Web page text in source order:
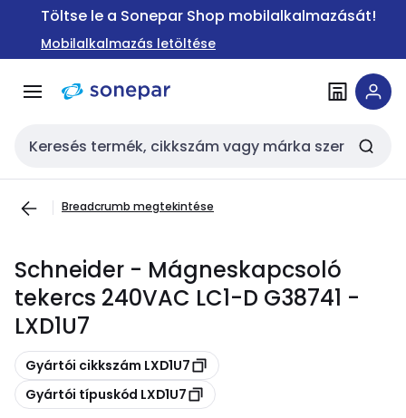
Ugrás a
Ugrás a
tartalomra
Töltse le a Sonepar Shop mobilalkalmazását!
Mobilalkalmazás letöltése
Keresési bemenet
Breadcrumb megtekintése
Schneider - Mágneskapcsoló
tekercs 240VAC LC1-D G38741 -
LXD1U7
Másolás
Gyártói cikkszám LXD1U7
Másolás
Gyártói típuskód LXD1U7